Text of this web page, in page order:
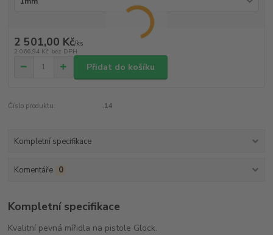
2 501,00 Kč/ks
2 066,94 Kč bez DPH
Přidat do košíku
Číslo produktu: .14
Kompletní specifikace
Komentáře 0
Kompletní specifikace
Kvalitní pevná mířidla na pistole Glock.